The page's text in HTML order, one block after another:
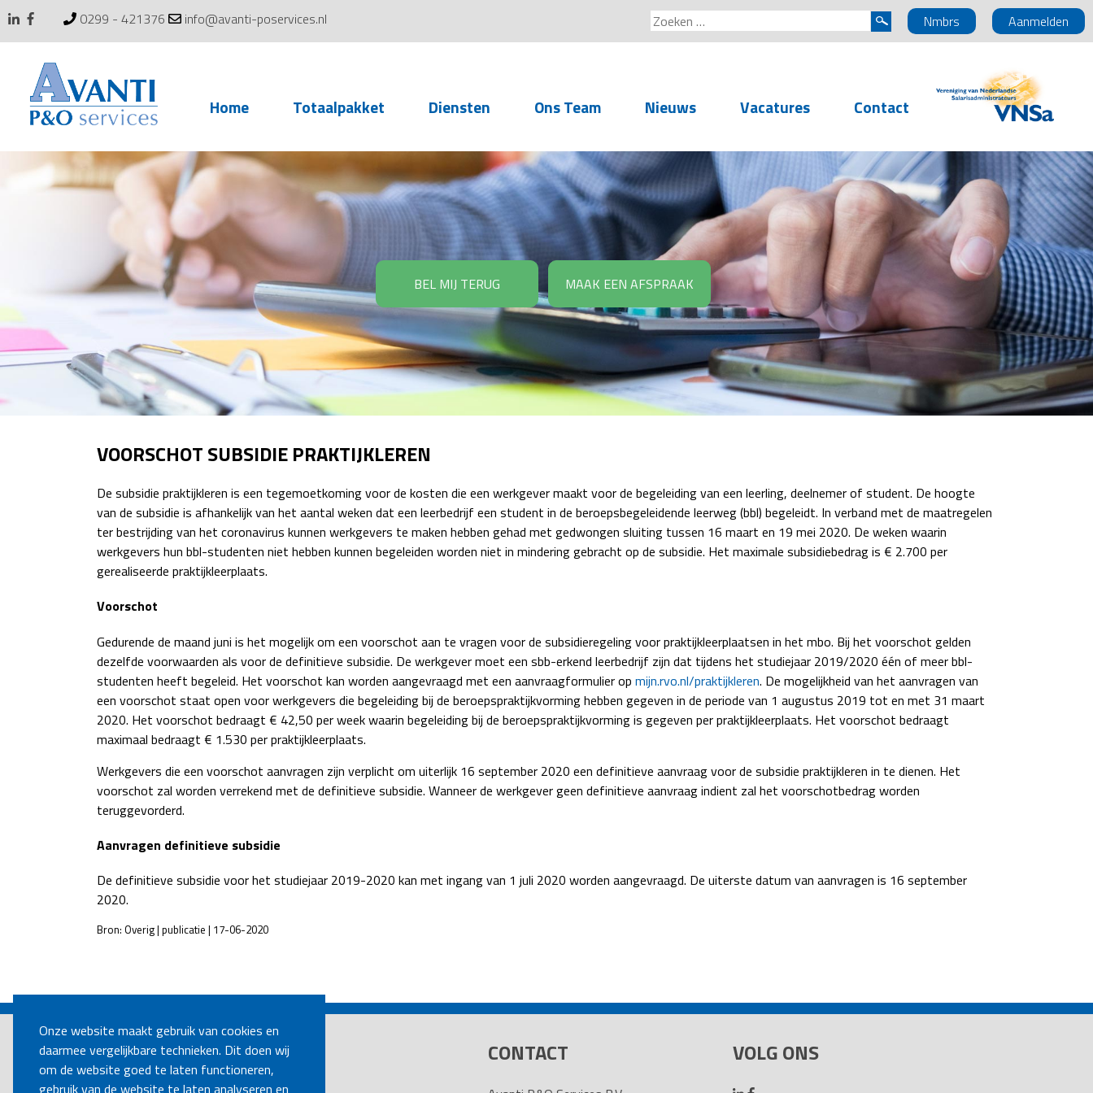
Onze website maakt gebruik van cookies en
daarmee vergelijkbare technieken. Dit doen wij
om de website goed te laten functioneren,
gebruik van de website te laten analyseren en
0299 - 421376 info@avanti-poservices.nl Aanmelden
Nmbrs
Zoeken
naar:
Home Totaalpakket Diensten
Service voor
accountants- en
administratiekantoren
Arbeidsrechtelijke
Advisering
Salarisadministratie
Personeelsadministratie
Detachering
Ons Team Nieuws Vacatures Contact
BEL MIJ TERUG MAAK EEN AFSPRAAK
VOORSCHOT SUBSIDIE PRAKTIJKLEREN
De subsidie praktijkleren is een tegemoetkoming voor de kosten die een werkgever maakt voor de begeleiding van een leerling, deelnemer of student. De hoogte
van de subsidie is afhankelijk van het aantal weken dat een leerbedrijf een student in de beroepsbegeleidende leerweg (bbl) begeleidt. In verband met de maatregelen
ter bestrijding van het coronavirus kunnen werkgevers te maken hebben gehad met gedwongen sluiting tussen 16 maart en 19 mei 2020. De weken waarin
werkgevers hun bbl-studenten niet hebben kunnen begeleiden worden niet in mindering gebracht op de subsidie. Het maximale subsidiebedrag is € 2.700 per
gerealiseerde praktijkleerplaats.
Voorschot
Gedurende de maand juni is het mogelijk om een voorschot aan te vragen voor de subsidieregeling voor praktijkleerplaatsen in het mbo. Bij het voorschot gelden
dezelfde voorwaarden als voor de definitieve subsidie. De werkgever moet een sbb-erkend leerbedrijf zijn dat tijdens het studiejaar 2019/2020 één of meer bbl-
studenten heeft begeleid. Het voorschot kan worden aangevraagd met een aanvraagformulier op mijn.rvo.nl/praktijkleren. De mogelijkheid van het aanvragen van
een voorschot staat open voor werkgevers die begeleiding bij de beroepspraktijkvorming hebben gegeven in de periode van 1 augustus 2019 tot en met 31 maart
2020. Het voorschot bedraagt € 42,50 per week waarin begeleiding bij de beroepspraktijkvorming is gegeven per praktijkleerplaats. Het voorschot bedraagt
maximaal bedraagt € 1.530 per praktijkleerplaats.
Werkgevers die een voorschot aanvragen zijn verplicht om uiterlijk 16 september 2020 een definitieve aanvraag voor de subsidie praktijkleren in te dienen. Het
voorschot zal worden verrekend met de definitieve subsidie. Wanneer de werkgever geen definitieve aanvraag indient zal het voorschotbedrag worden
teruggevorderd.
Aanvragen definitieve subsidie
De definitieve subsidie voor het studiejaar 2019-2020 kan met ingang van 1 juli 2020 worden aangevraagd. De uiterste datum van aanvragen is 16 september
2020.
Bron: Overig | publicatie | 17-06-2020
NAVIGATION
CONTACT
VOLG ONS